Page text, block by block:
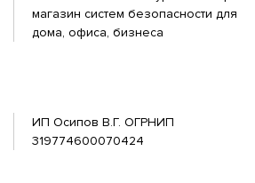
магазин систем безопасности для
дома, офиса, бизнеса
ИП Осипов В.Г. ОГРНИП
319774600070424